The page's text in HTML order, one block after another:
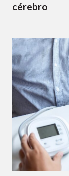
cérebro